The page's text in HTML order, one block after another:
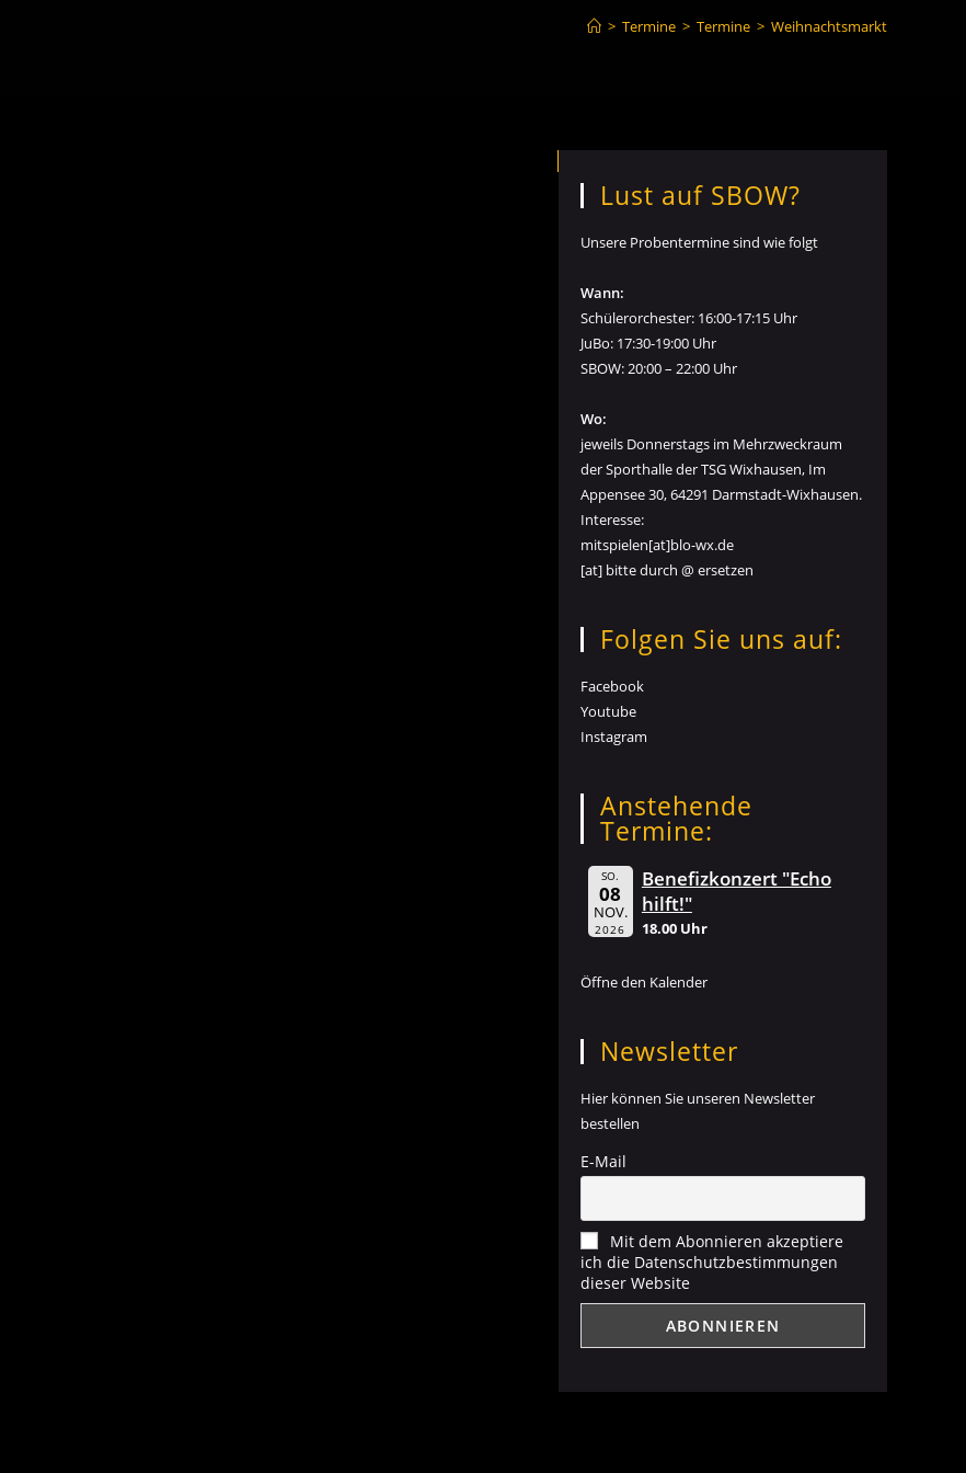
> Termine > Termine > Weihnachtsmarkt
Lust auf SBOW?
Unsere Probentermine sind wie folgt
Wann:
Schülerorchester: 16:00-17:15 Uhr
JuBo: 17:30-19:00 Uhr
SBOW: 20:00 – 22:00 Uhr
Wo:
jeweils Donnerstags im Mehrzweckraum
der Sporthalle der TSG Wixhausen, Im
Appensee 30, 64291 Darmstadt-Wixhausen.
Interesse:
mitspielen[at]blo-wx.de
[at] bitte durch @ ersetzen
Folgen Sie uns auf:
Facebook
Youtube
Instagram
Anstehende
Termine:
SO.
08
NOV.
2026
Benefizkonzert "Echo
hilft!"
18.00 Uhr
Öffne den Kalender
Newsletter
Hier können Sie unseren Newsletter
bestellen
E-Mail
Mit dem Abonnieren akzeptiere
ich die Datenschutzbestimmungen
dieser Website